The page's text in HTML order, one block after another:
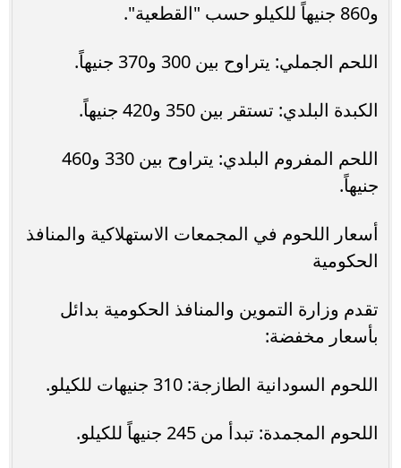
و860 جنيهاً للكيلو حسب "القطعية".
اللحم الجملي: يتراوح بين 300 و370 جنيهاً.
الكبدة البلدي: تستقر بين 350 و420 جنيهاً.
اللحم المفروم البلدي: يتراوح بين 330 و460
جنيهاً.
أسعار اللحوم في المجمعات الاستهلاكية والمنافذ
الحكومية
تقدم وزارة التموين والمنافذ الحكومية بدائل
بأسعار مخفضة:
اللحوم السودانية الطازجة: 310 جنيهات للكيلو.
اللحوم المجمدة: تبدأ من 245 جنيهاً للكيلو.